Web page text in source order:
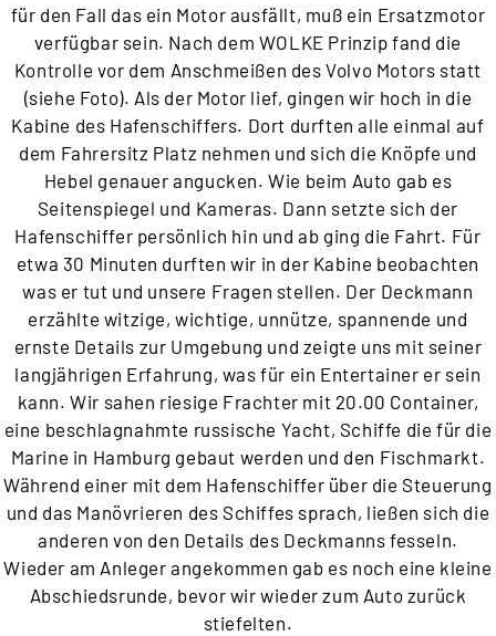
für den Fall das ein Motor ausfällt, muß ein Ersatzmotor
verfügbar sein. Nach dem WOLKE Prinzip fand die
Kontrolle vor dem Anschmeißen des Volvo Motors statt
(siehe Foto). Als der Motor lief, gingen wir hoch in die
Kabine des Hafenschiffers. Dort durften alle einmal auf
dem Fahrersitz Platz nehmen und sich die Knöpfe und
Hebel genauer angucken. Wie beim Auto gab es
Seitenspiegel und Kameras. Dann setzte sich der
Hafenschiffer persönlich hin und ab ging die Fahrt. Für
etwa 30 Minuten durften wir in der Kabine beobachten
was er tut und unsere Fragen stellen. Der Deckmann
erzählte witzige, wichtige, unnütze, spannende und
ernste Details zur Umgebung und zeigte uns mit seiner
langjährigen Erfahrung, was für ein Entertainer er sein
kann. Wir sahen riesige Frachter mit 20.00 Container,
eine beschlagnahmte russische Yacht, Schiffe die für die
Marine in Hamburg gebaut werden und den Fischmarkt.
Während einer mit dem Hafenschiffer über die Steuerung
und das Manövrieren des Schiffes sprach, ließen sich die
anderen von den Details des Deckmanns fesseln.
Wieder am Anleger angekommen gab es noch eine kleine
Abschiedsrunde, bevor wir wieder zum Auto zurück
stiefelten.